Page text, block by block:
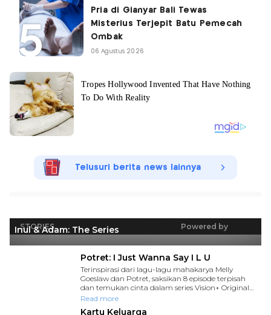
Pria di Gianyar Bali Tewas
Misterius Terjepit Batu Pemecah
Ombak
06 Agustus 2026
Telusuri berita news lainnya